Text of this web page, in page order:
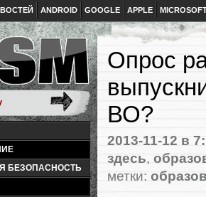
ANDROID GOOGLE APPLE
БЕЗОПАСНОСТЬ
Опрос
ВО?
2013-11-12 в
здесь,
метки: